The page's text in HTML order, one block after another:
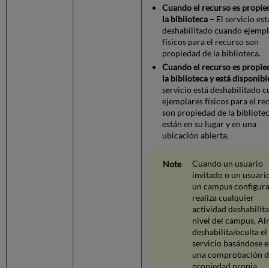
Cuando el recurso es
la biblioteca– El servicio
deshabilitado cuando
físicos para el recurso son
propiedad de la biblioteca.
Cuando el recurso es
la biblioteca y está
servicio está deshabilitado
ejemplares físicos para el
son propiedad de la
están en su lugar y en una
ubicación abierta.
Cuando un usuario
invitado o un
un campus
realiza cualquier
actividad
nivel del campus,
deshabilita/oculta el
servicio basándose
una comprobación
propiedad propia